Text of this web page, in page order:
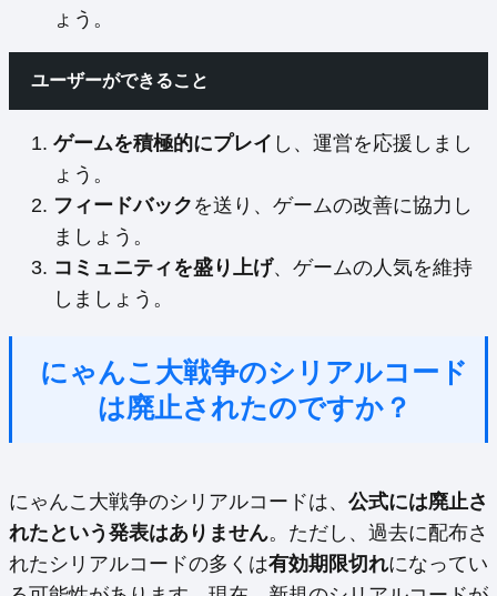
ょう。
ユーザーができること
ゲームを積極的にプレイ し、運営を応援しまし
ょう。
フィードバック を送り、ゲームの改善に協力し
ましょう。
コミュニティを盛り上げ、ゲームの人気を維持
しましょう。
にゃんこ大戦争のシリアルコード
は廃止されたのですか？
にゃんこ大戦争のシリアルコードは、 公式には廃止さ
れたという発表はありません。ただし、過去に配布さ
れたシリアルコードの多くは有効期限切れになってい